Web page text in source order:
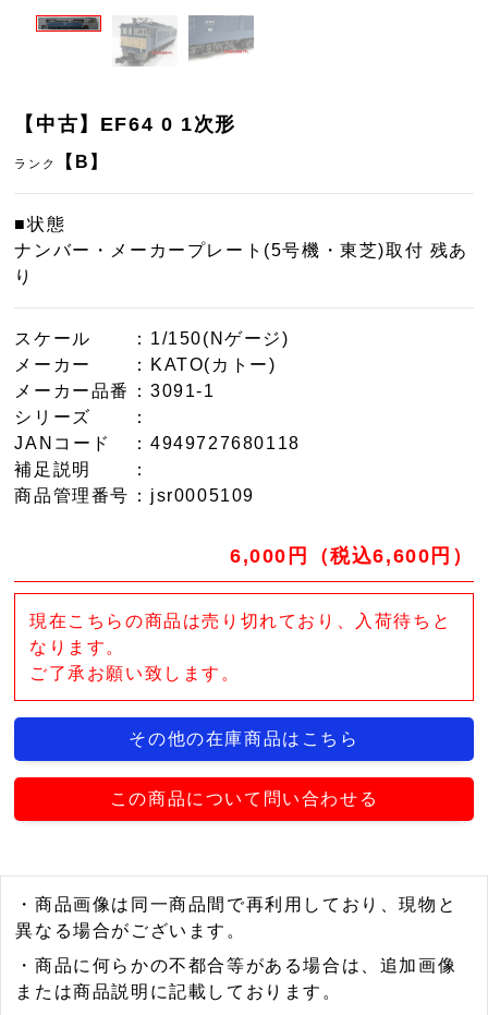
【中古】EF64 0 1次形
ランク 【B】
■状態
ナンバー・メーカープレート(5号機・東芝)取付 残あ
り
スケール
：1/150(Nゲージ)
メーカー
：KATO(カトー)
メーカー品番
：3091-1
シリーズ
：
JANコード
：4949727680118
補足説明
：
商品管理番号 ：jsr0005109
6,000円（税込6,600円）
現在こちらの商品は売り切れており、入荷待ちと
なります。
ご了承お願い致します。
その他の在庫商品はこちら
この商品について問い合わせる
・商品画像は同一商品間で再利用しており、現物と
異なる場合がございます。
・商品に何らかの不都合等がある場合は、追加画像
または商品説明に記載しております。